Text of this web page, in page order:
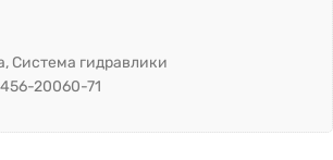
, Система гидравлики
20060-71